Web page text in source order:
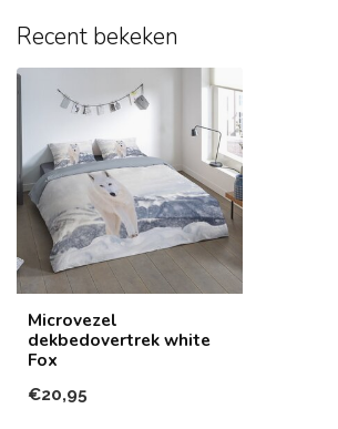
Recent bekeken
Microvezel
dekbedovertrek white
Fox
€20,95